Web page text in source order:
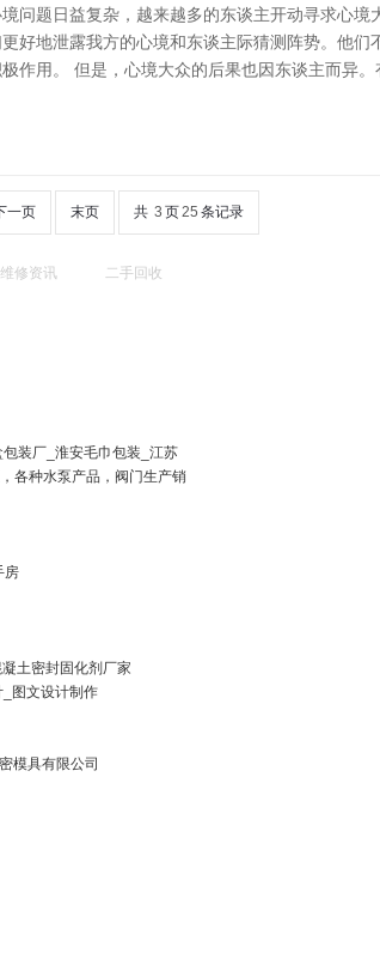
问题日益复杂，越来越多的东谈主开动寻求心
好地泄露我方的心境和东谈主际猜测阵势。他
作用。 但是，心境大众的后果也因东谈主而异
一页 末页 共 3 页25 条记录
维修资讯 二手回收
装厂_淮安毛巾包装_江苏
各种水泵产品，阀门生产销
房
土密封固化剂厂家
_图文设计制作
模具有限公司